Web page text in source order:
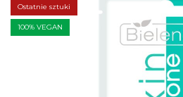
end
of
the
Ostatnie sztuki
100% VEGAN